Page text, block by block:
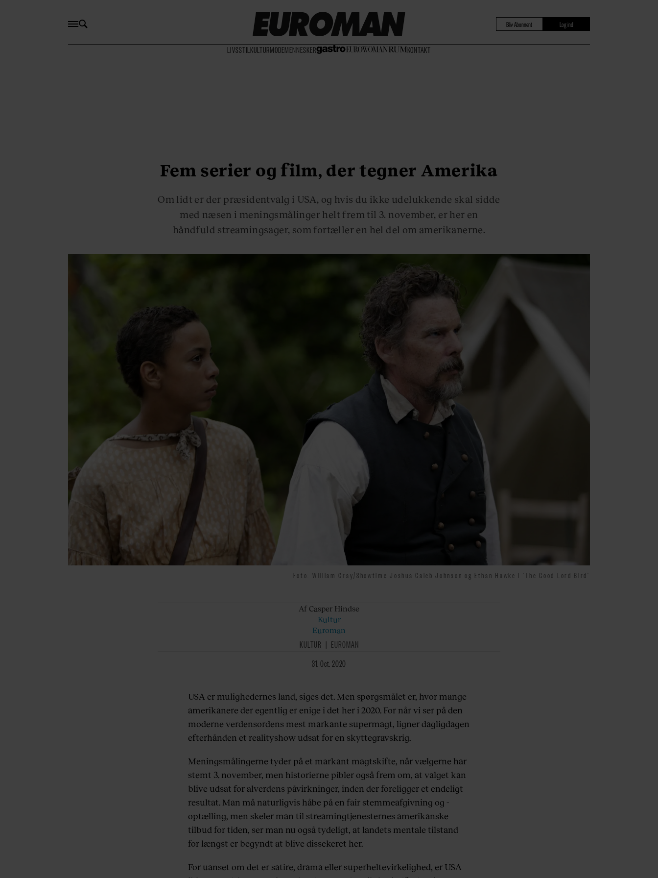
LIVSSTIL KULTURMODEMENNESKER KONTAKT
Bliv Abonnent Log ind
Fem serier og film, der tegner Amerika
Om lidt er der præsidentvalg i USA, og hvis du ikke udelukkende skal sidde
med næsen i meningsmålinger helt frem til 3. november, er her en
håndfuld streamingsager, som fortæller en hel del om amerikanerne.
Foto: William Gray/Showtime Joshua Caleb Johnson og Ethan Hawke i 'The Good Lord Bird'
Af Casper Hindse
Kultur
Euroman
KULTUR
EUROMAN
31. Oct. 2020
USA er mulighedernes land, siges det. Men spørgsmålet er, hvor mange
amerikanere der egentlig er enige i det her i 2020. For når vi ser på den
moderne verdensordens mest markante supermagt, ligner dagligdagen
efterhånden et realityshow udsat for en skyttegravskrig.
Meningsmålingerne tyder på et markant magtskifte, når vælgerne har
stemt 3. november, men historierne pibler også frem om, at valget kan
blive udsat for alverdens påvirkninger, inden der foreligger et endeligt
resultat. Man må naturligvis håbe på en fair stemmeafgivning og -
optælling, men skeler man til streamingtjenesternes amerikanske
tilbud for tiden, ser man nu også tydeligt, at landets mentale tilstand
for længst er begyndt at blive dissekeret her.
For uanset om det er satire, drama eller superheltevirkelighed, er USA